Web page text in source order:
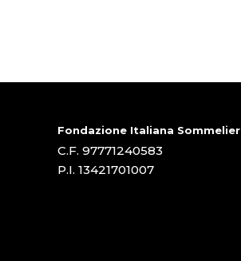
Fondazione Italiana Sommelier
C.F. 97771240583
P.I. 13421701007